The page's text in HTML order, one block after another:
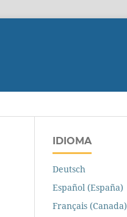
IDIOMA
Deutsch
Español (España)
Français (Canada)